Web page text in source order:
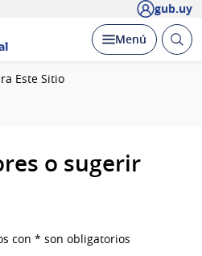
gub.uy
Desplegar
Menú Abrir
Este Sitio
o sugerir
con * son obligatorios